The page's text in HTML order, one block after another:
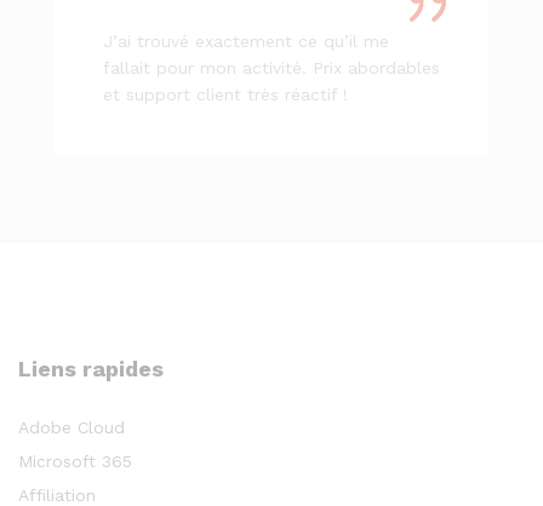
J’ai trouvé exactement ce qu’il me
fallait pour mon activité. Prix abordables
et support client très réactif !
Liens rapides
Adobe Cloud
Microsoft 365
Affiliation